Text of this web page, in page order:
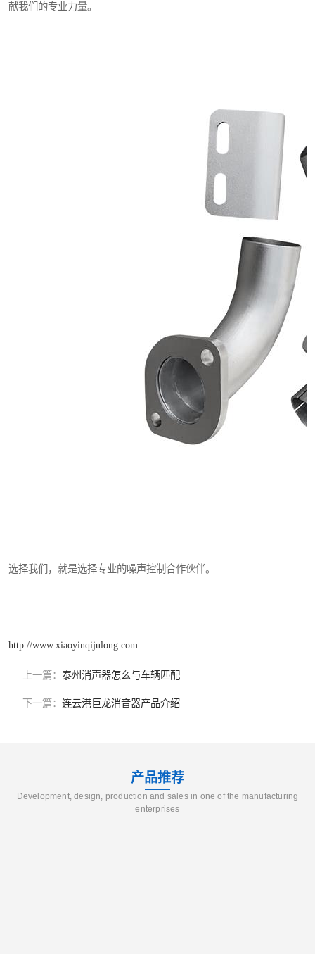
献我们的专业力量。
选择我们，就是选择专业的噪声控制合作伙伴。
http://www.xiaoyinqijulong.com
上一篇： 泰州消声器怎么与车辆匹配
下一篇： 连云港巨龙消音器产品介绍
产品推荐
Development, design, production and sales in one of the manufacturing
enterprises